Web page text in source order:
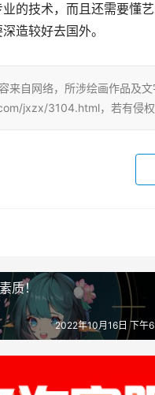
的技术，而且还需要懂
造较好去国外。
来自网络，所涉绘画作品及
jxzx/3104.html，若有侵权
质！
2022年10月16日 下午